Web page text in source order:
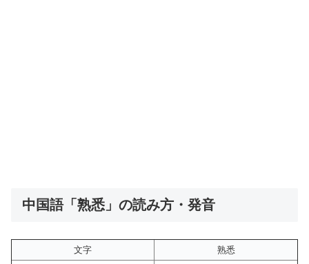
中国語「熟悉」の読み方・発音
文字
熟悉